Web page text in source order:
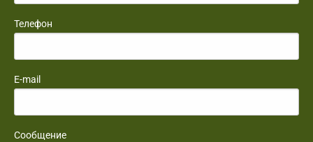
Телефон
E-mail
Сообщение